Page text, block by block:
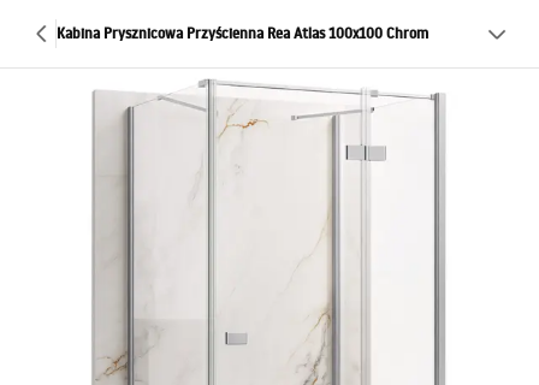
Kabina Prysznicowa Przyścienna Rea Atlas 100x100 Chrom